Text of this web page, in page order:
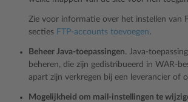
Zie voor informatie over het instellen van
secties FTP-accounts toevoegen.
Beheer Java-toepassingen. Java-
beheren, die zijn gedistribueerd in WAR-
apart zijn verkregen bij een leverancier of
Mogelijkheid om mail-instellingen te